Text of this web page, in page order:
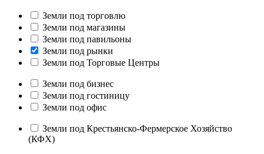
Земли под торговлю
Земли под магазины
Земли под павильоны
Земли под рынки
Земли под Торговые Центры
Земли под бизнес
Земли под гостиницу
Земли под офис
Земли под Крестьянско-Фермерское Хозяйство
(КФХ)